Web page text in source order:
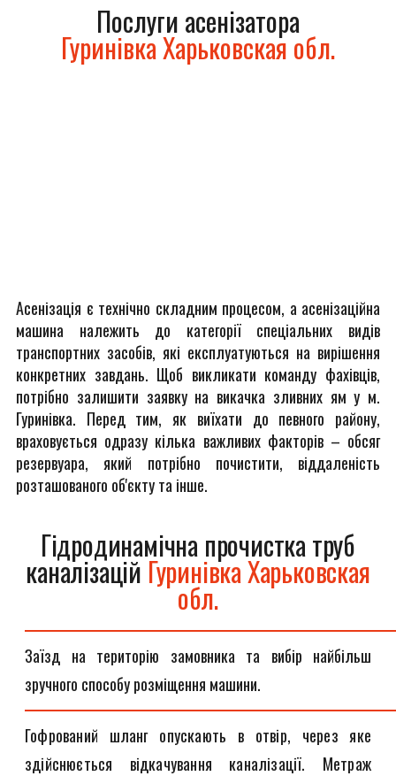
Послуги асенізатора
Гуринівка Харьковская обл.
Асенізація є технічно складним процесом, а асенізаційна
машина належить до категорії спеціальних видів
транспортних засобів, які експлуатуються на вирішення
конкретних завдань. Щоб викликати команду фахівців,
потрібно залишити заявку на викачка зливних ям у м.
Гуринівка. Перед тим, як виїхати до певного району,
враховується одразу кілька важливих факторів – обсяг
резервуара, який потрібно почистити, віддаленість
розташованого об'єкту та інше.
Гідродинамічна прочистка труб
каналізацій Гуринівка Харьковская
обл.
Заїзд на територію замовника та вибір найбільш
зручного способу розміщення машини.
Гофрований шланг опускають в отвір, через яке
здійснюється відкачування каналізації. Метраж